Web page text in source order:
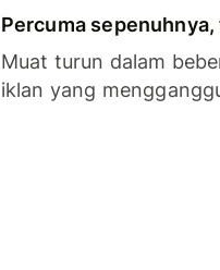
Percuma
Muat turun dalam
iklan yang